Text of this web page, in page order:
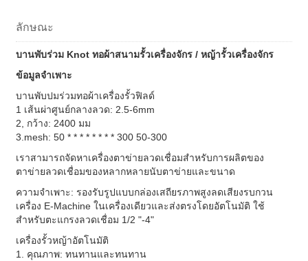
ลักษณะ
บานพับร่วม Knot ทอผ้าสนามรั้วเครื่องจักร / หญ้ารั้วเครื่องจักร
ข้อมูลจำเพาะ
บานพับปมร่วมทอผ้าเครื่องรั้วฟิลด์
1 เส้นผ่าศูนย์กลางลวด: 2.5-6mm
2, กว้าง: 2400 มม
3.mesh: 50 * * * * * * * * 300 50-300
เราสามารถจัดหาเครื่องตาข่ายลวดเชื่อมสำหรับการผลิตของ
ตาข่ายลวดเชื่อมของหลากหลายนับตาข่ายและขนาด
ความจำเพาะ: รองรับรูปแบบกล่องเสถียรภาพสูงลดเสียงรบกวน
เครื่อง E-Machine ในเครื่องเดียวและส่งตรงโดยอัตโนมัติ ใช้
สำหรับตะแกรงลวดเชื่อม 1/2 "-4"
เครื่องรั้วหญ้าอัตโนมัติ
1. คุณภาพ: ทนทานและทนทาน